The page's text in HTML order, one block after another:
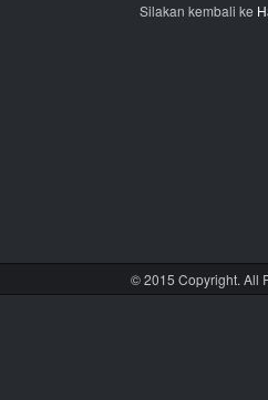
Silakan kembali ke
© 2015 Copyright. All